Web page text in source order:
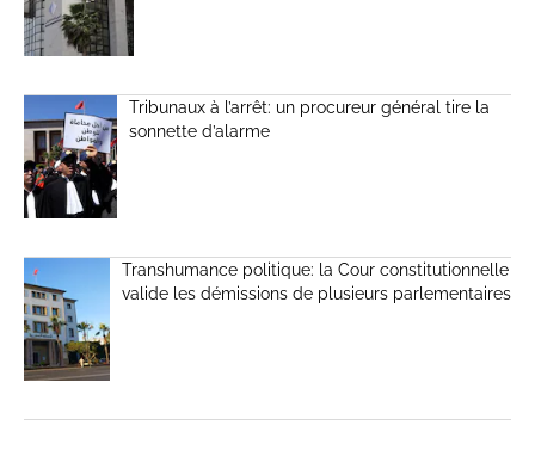
Tribunaux à l’arrêt: un procureur général tire la
sonnette d’alarme
Transhumance politique: la Cour constitutionnelle
valide les démissions de plusieurs parlementaires